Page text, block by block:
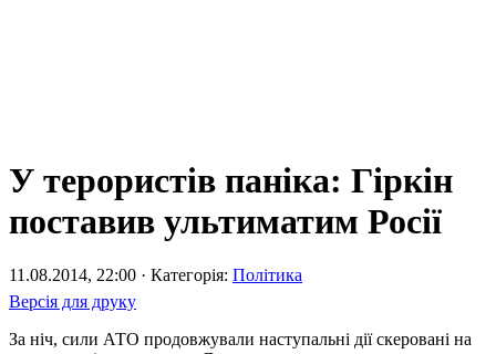
У терористів паніка: Гіркін
поставив ультиматим Росії
11.08.2014, 22:00 · Категорія: Політика
Версія для друку
За ніч, сили АТО продовжували наступальні дії скеровані на